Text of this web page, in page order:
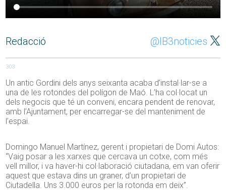
Redacció @IB3noticies
303
Un antic Gordini dels anys seixanta acaba d’instal·lar-se a
una de les rotondes del polígon de Maó. L’ha col·locat un
dels negocis que té un conveni, encara pendent de renovar,
amb l’Ajuntament, per encarregar-se del manteniment de
l’espai.
Domingo Manuel Martínez, gerent i propietari de Domi Autos:
“Vaig posar a les xarxes que cercava un cotxe, com més
vell millor, i va haver-hi col·laboració ciutadana, em van oferir
aquest que estava dins un graner, d’un propietari de
Ciutadella. Uns 3.000 euros per la rotonda em deix”.